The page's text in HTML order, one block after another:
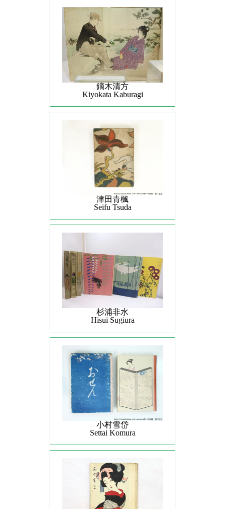
鏑木清方
Kiyokata Kaburagi
津田青楓
Seifu Tsuda
杉浦非水
Hisui Sugiura
小村雪岱
Settai Komura